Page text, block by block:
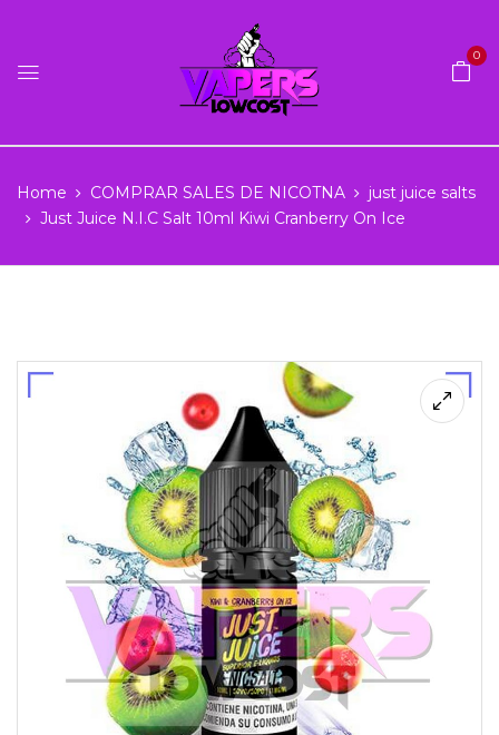
0
Home COMPRAR SALES DE NICOTNA
just juice salts
Just Juice N.I.C Salt 10ml Kiwi Cranberry On Ice